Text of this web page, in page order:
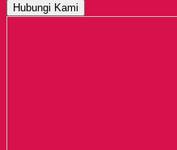
Hubungi Kami